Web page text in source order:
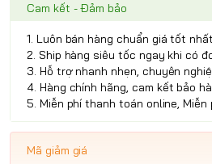
Cam kết - Đảm bảo
1. Luôn bán hàng chuẩn giá tốt nhất
2. Ship hàng siêu tốc ngay khi có
3. Hỗ trợ nhanh nhẹn, chuyên
4. Hàng chính hãng, cam kết bảo
5. Miễn phí thanh toán online,
Mã giảm giá